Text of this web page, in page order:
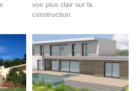
voir plus clair sur la
construction.